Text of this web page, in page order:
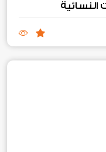
النسائية